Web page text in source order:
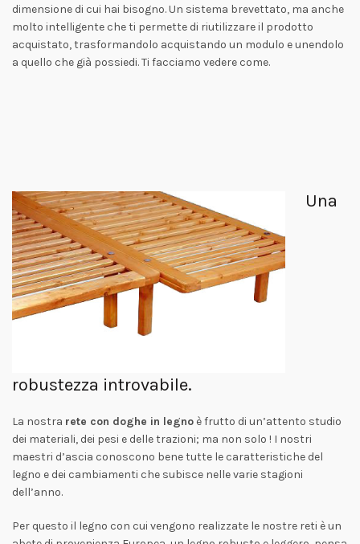
dimensione di cui hai bisogno. Un sistema brevettato, ma anche
molto intelligente che ti permette di riutilizzare il prodotto
acquistato, trasformandolo acquistando un modulo e unendolo
a quello che già possiedi. Ti facciamo vedere come.
Una
robustezza introvabile.
La nostra rete con doghe in legno è frutto di un’attento studio
dei materiali, dei pesi e delle trazioni; ma non solo ! I nostri
maestri d’ascia conoscono bene tutte le caratteristiche del
legno e dei cambiamenti che subisce nelle varie stagioni
dell’anno.
Per questo il legno con cui vengono realizzate le nostre reti è un